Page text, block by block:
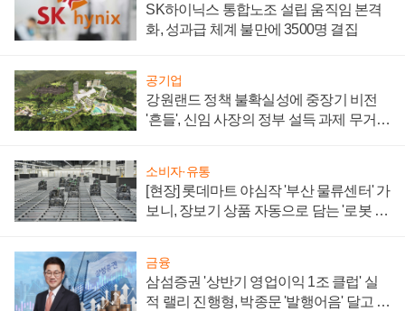
SK하이닉스 통합노조 설립 움직임 본격
화, 성과급 체계 불만에 3500명 결집
공기업
강원랜드 정책 불확실성에 중장기 비전
'흔들', 신임 사장의 정부 설득 과제 무거워
소비자·유통
[현장] 롯데마트 야심작 '부산 물류센터' 가
보니, 장보기 상품 자동으로 담는 '로봇 40
금융
삼섬증권 '상반기 영업이익 1조 클럽' 실
적 랠리 진행형, 박종문 '발행어음' 달고 연